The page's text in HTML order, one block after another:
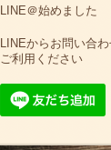
LINE＠始めました
LINEからお問い合
ご利用ください